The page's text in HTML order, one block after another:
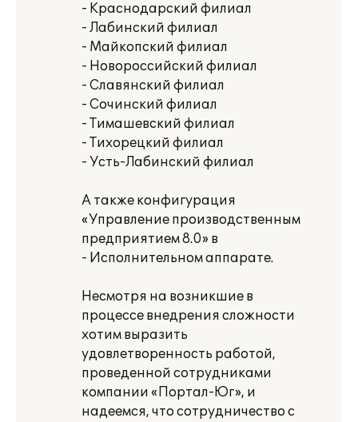
- Краснодарский филиал
- Лабинский филиал
- Майкопский филиал
- Новороссийский филиал
- Славянский филиал
- Сочинский филиал
- Тимашевский филиал
- Тихорецкий филиал
- Усть-Лабинский филиал
А также конфигурация
«Управление производственным
предприятием 8.0» в
- Исполнительном аппарате.
Несмотря на возникшие в
процессе внедрения сложности
хотим выразить
удовлетворенность работой,
проведенной сотрудниками
компании «Портал-Юг», и
надеемся, что сотрудничество с